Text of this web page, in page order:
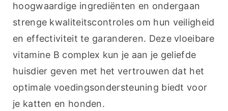
hoogwaardige ingrediënten en ondergaan
strenge kwaliteitscontroles om hun veiligheid
en effectiviteit te garanderen. Deze vloeibare
vitamine B complex kun je aan je geliefde
huisdier geven met het vertrouwen dat het
optimale voedingsondersteuning biedt voor
je katten en honden.